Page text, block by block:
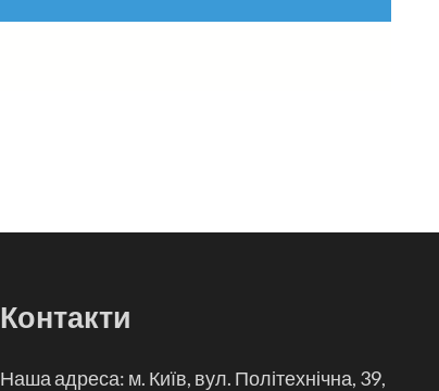
Контакти
Наша адреса: м. Київ, вул. Політехнічна, 39,